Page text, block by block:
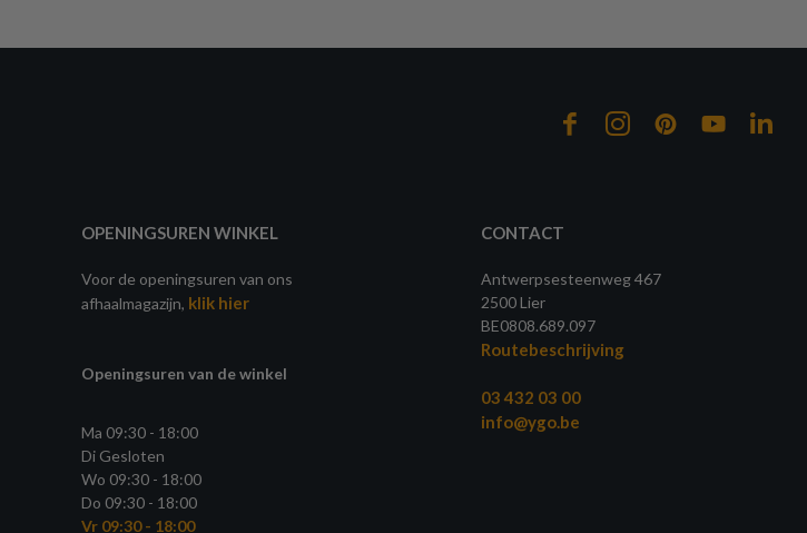
OPENINGSUREN WINKEL
Voor de openingsuren van ons
afhaalmagazijn, klik hier
Openingsuren van de winkel
Ma 09:30 - 18:00
Di Gesloten
Wo 09:30 - 18:00
Do 09:30 - 18:00
Vr 09:30 - 18:00
CONTACT
Antwerpsesteenweg 467
2500 Lier
BE0808.689.097
Routebeschrijving
03 432 03 00
info@ygo.be